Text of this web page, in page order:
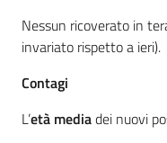
Nessun ricoverato in
invariato rispetto a ieri).
Contagi
L’età mediadei nuovi